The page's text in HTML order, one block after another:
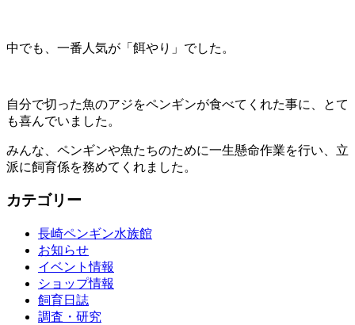
中でも、一番人気が「餌やり」でした。
自分で切った魚のアジをペンギンが食べてくれた事に、とて
も喜んでいました。
みんな、ペンギンや魚たちのために一生懸命作業を行い、立
派に飼育係を務めてくれました。
カテゴリー
長崎ペンギン水族館
お知らせ
イベント情報
ショップ情報
飼育日誌
調査・研究